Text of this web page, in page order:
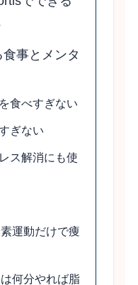
事とメンタ
食べすぎない
ぎない
ス解消にも使
運動だけで痩
何分やれば脂